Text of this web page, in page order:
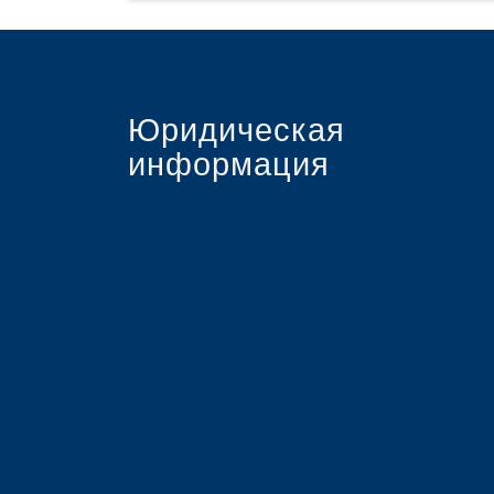
Юридическая
информация